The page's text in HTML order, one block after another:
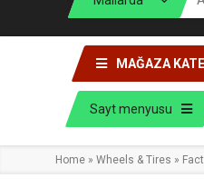
MAĞAZA
Sayt menyusu
Home » Wheels & Tires »